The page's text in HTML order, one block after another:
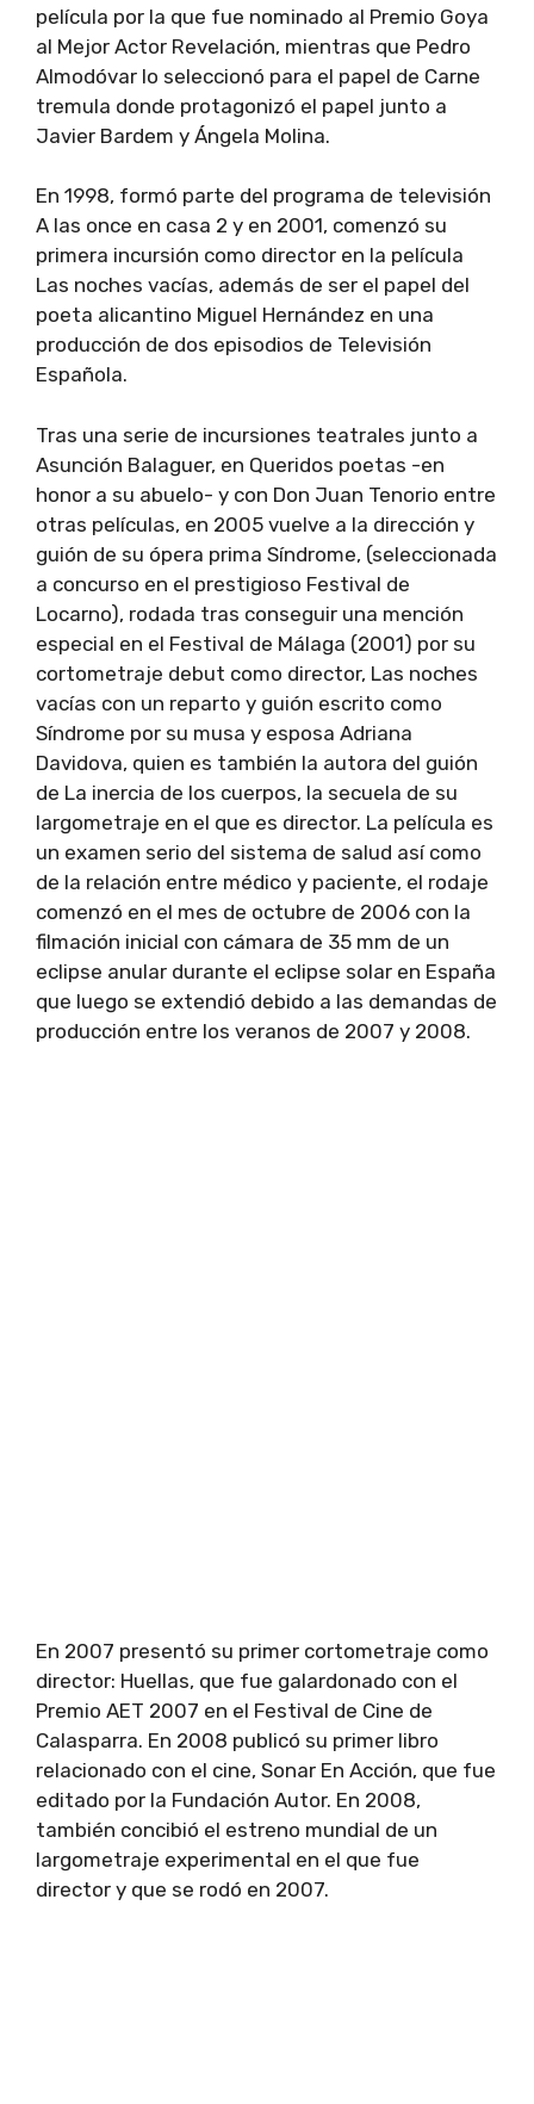
película por la que fue nominado al Premio Goya
al Mejor Actor Revelación, mientras que Pedro
Almodóvar lo seleccionó para el papel de Carne
tremula donde protagonizó el papel junto a
Javier Bardem y Ángela Molina.
En 1998, formó parte del programa de televisión
A las once en casa 2 y en 2001, comenzó su
primera incursión como director en la película
Las noches vacías, además de ser el papel del
poeta alicantino Miguel Hernández en una
producción de dos episodios de Televisión
Española.
Tras una serie de incursiones teatrales junto a
Asunción Balaguer, en Queridos poetas -en
honor a su abuelo- y con Don Juan Tenorio entre
otras películas, en 2005 vuelve a la dirección y
guión de su ópera prima Síndrome, (seleccionada
a concurso en el prestigioso Festival de
Locarno), rodada tras conseguir una mención
especial en el Festival de Málaga (2001) por su
cortometraje debut como director, Las noches
vacías con un reparto y guión escrito como
Síndrome por su musa y esposa Adriana
Davidova, quien es también la autora del guión
de La inercia de los cuerpos, la secuela de su
largometraje en el que es director. La película es
un examen serio del sistema de salud así como
de la relación entre médico y paciente, el rodaje
comenzó en el mes de octubre de 2006 con la
filmación inicial con cámara de 35 mm de un
eclipse anular durante el eclipse solar en España
que luego se extendió debido a las demandas de
producción entre los veranos de 2007 y 2008.
En 2007 presentó su primer cortometraje como
director: Huellas, que fue galardonado con el
Premio AET 2007 en el Festival de Cine de
Calasparra. En 2008 publicó su primer libro
relacionado con el cine, Sonar En Acción, que fue
editado por la Fundación Autor. En 2008,
también concibió el estreno mundial de un
largometraje experimental en el que fue
director y que se rodó en 2007.